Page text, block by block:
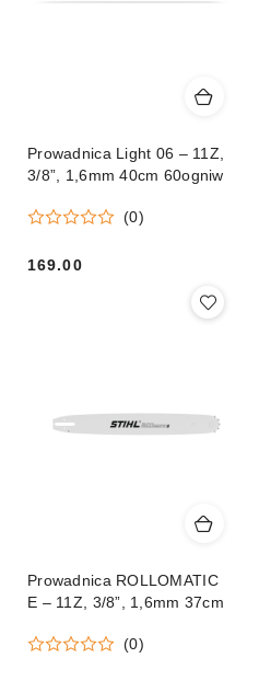
Prowadnica Light 06 – 11Z,
3/8”, 1,6mm 40cm 60ogniw
(0)
169.00
Prowadnica ROLLOMATIC
E – 11Z, 3/8”, 1,6mm 37cm
(0)